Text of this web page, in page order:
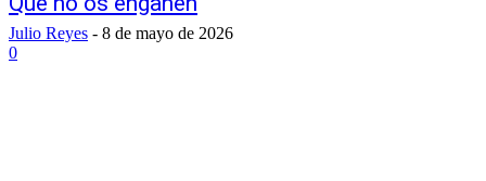
Julio Reyes - 8 de mayo de 2026
0